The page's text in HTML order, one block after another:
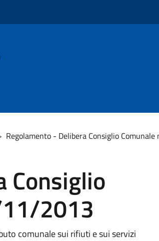
Regolamento - Delibera Consiglio
Consiglio
2013
comunale sui rifiuti e sui servizi